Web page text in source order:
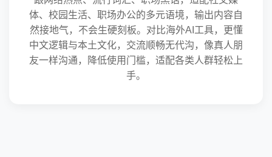
体、校园生活、职场办公的多元语境，输出内容自
然接地气，不会生硬刻板。对比海外AI工具，更懂
中文逻辑与本土文化，交流顺畅无代沟，像真人朋
友一样沟通，降低使用门槛，适配各类人群轻松上
手。